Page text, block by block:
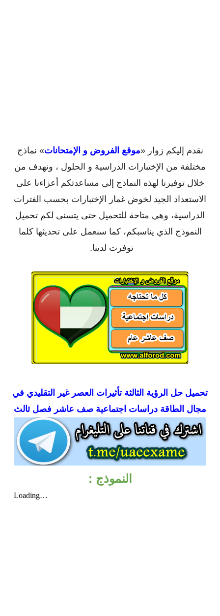
نقدم إليكم زوار «موقع الفروض و الإمتحانات» نماذج
مختلفة من الإختبارات الدراسية و الحلول ، ونهدف من
خلال توفيرنا لهذه النماذج إلى مساعدتكم أعزاءنا على
الاستعداد الجيد لخوض غمار الإختبارات بحسب الفترات
الدراسية، وهي متاحة للتحميل حتى يتسنى لكم تحميل
النموذج الذي يناسبكم، كما سنعمل على تحديثها كلما
توفرت لدينا.
تحميل حل الرؤية الثالثة تأثيرات العصر غير التقليدي في
مجال الطاقة دراسات اجتماعية صف عاشر فصل ثالث
النموذج :